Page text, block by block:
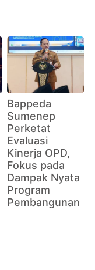
Bappeda
Sumenep
Perketat
Evaluasi
Kinerja OPD,
Fokus pada
Dampak Nyata
Program
Pembangunan